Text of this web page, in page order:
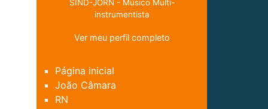
SIND-JORN - Músico Multi-
instrumentista
Ver meu perfil completo
Página inicial
João Câmara
RN